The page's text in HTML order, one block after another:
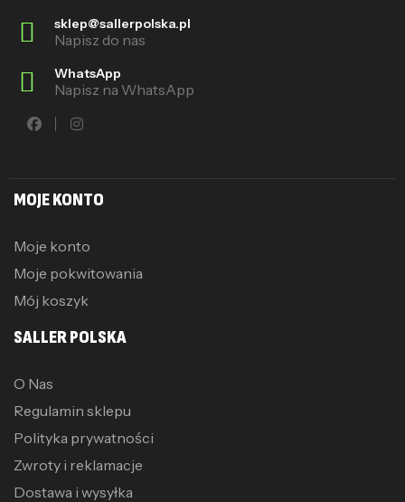
sklep@sallerpolska.pl
Napisz do nas
WhatsApp
Napisz na WhatsApp
MOJE KONTO
Moje konto
Moje pokwitowania
Mój koszyk
SALLER POLSKA
O Nas
Regulamin sklepu
Polityka prywatności
Zwroty i reklamacje
Dostawa i wysyłka